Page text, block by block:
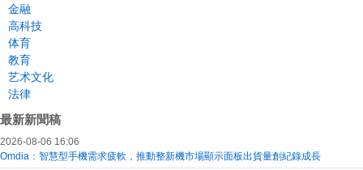
金融
高科技
体育
教育
艺术文化
法律
最新新聞稿
2026-08-06 16:06
Omdia：智慧型手機需求疲軟，推動整新機市場顯示面板出貨量創紀錄成長